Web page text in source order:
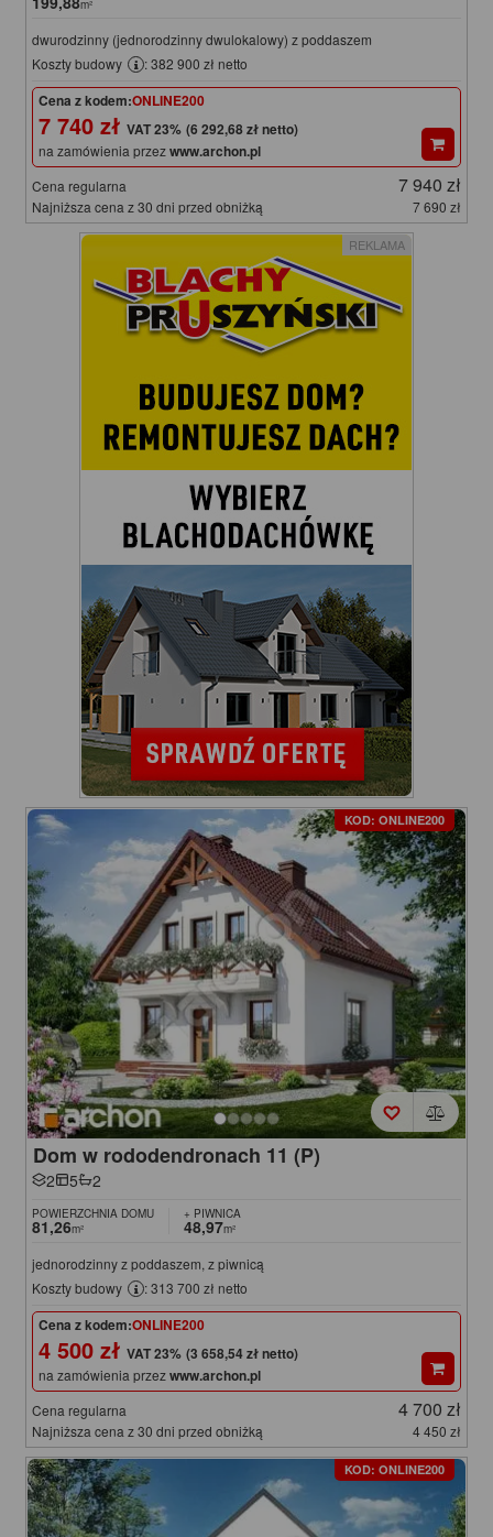
m²
dwurodzinny (jednorodzinny dwulokalowy) z poddaszem
Koszty budowy
: 382 900 zł netto
Cena z kodem:ONLINE200
7 740 zł (6 292,68 zł netto)
na zamówienia przezwww.archon.pl
Cena regularna 7 940 zł
Najniższa cena z 30 dni przed obniżką 7 690 zł
REKLAMA
KOD: ONLINE200
Dom w rododendronach 11 (P)
2 5 2
POWIERZCHNIA DOMU
81,26m²
+ PIWNICA
48,97m²
jednorodzinny z poddaszem, z piwnicą
Koszty budowy
: 313 700 zł netto
Cena z kodem:ONLINE200
4 500 zł (3 658,54 zł netto)
na zamówienia przezwww.archon.pl
Cena regularna 4 700 zł
Najniższa cena z 30 dni przed obniżką 4 450 zł
KOD: ONLINE200